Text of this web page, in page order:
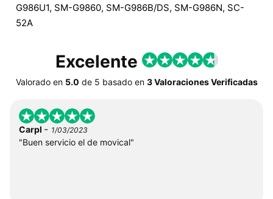
G986U1, SM-G9860, SM-G986B/DS, SM-G986N, SC-
52A
Excelente
Valorado en 5.0 de 5 basado en 3 Valoraciones Verificadas
Carpl - 1/03/2023
"Buen servicio el de movical"